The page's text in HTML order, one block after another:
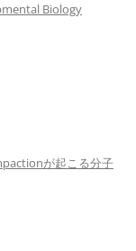
Biology
が起こる分子